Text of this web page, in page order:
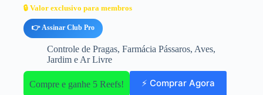
🔒 Valor exclusivo para membros
👉 Assinar Club Pro
Controle de Pragas, Farmácia Pássaros, Aves,
Jardim e Ar Livre
Compre e ganhe 5 Reefs! ⚡ Comprar Agora